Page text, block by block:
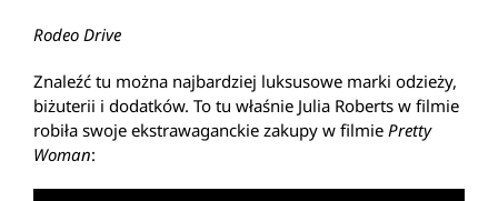
Rodeo Drive
Znaleźć tu można najbardziej luksusowe marki odzieży,
biżuterii i dodatków. To tu właśnie Julia Roberts w filmie
robiła swoje ekstrawaganckie zakupy w filmie Pretty
Woman: